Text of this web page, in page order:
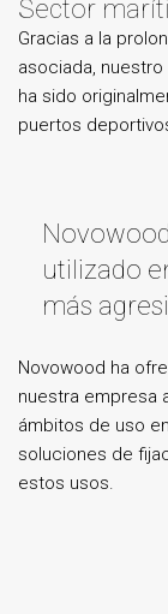
Sector
Gracias a la
asociada,
ha sido
puertos
utilizado
más
Novowood ha
nuestra empresa
ámbitos de uso
soluciones de
estos usos.